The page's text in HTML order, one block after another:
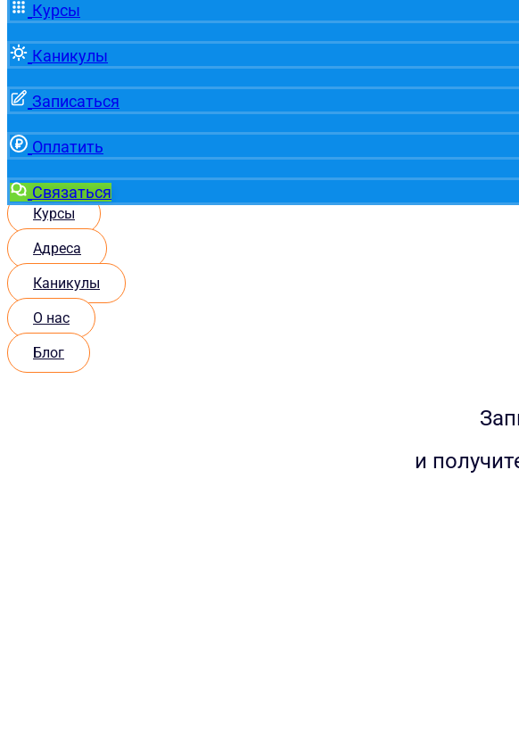
Курсы
Каникулы
Записаться
Оплатить
Связаться
Курсы
Адреса
Каникулы
О нас
Блог
и